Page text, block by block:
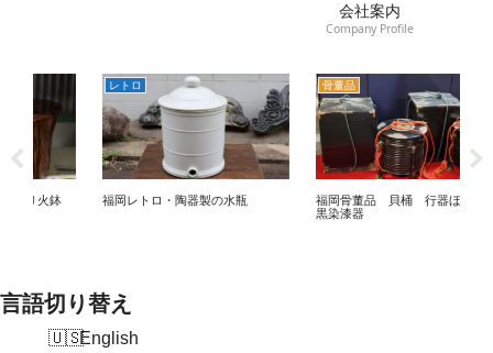
会社案内
Company Profile
福岡レトロ・陶器製の水瓶
骨董品
福岡骨董品 貝桶 行器ほかい
言語切り替え
English